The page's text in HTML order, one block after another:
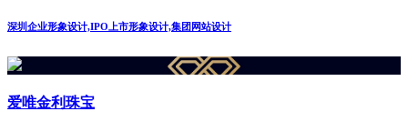
深圳企业形象设计,IPO上市形象设计,集团网站设计
爱唯金利珠宝